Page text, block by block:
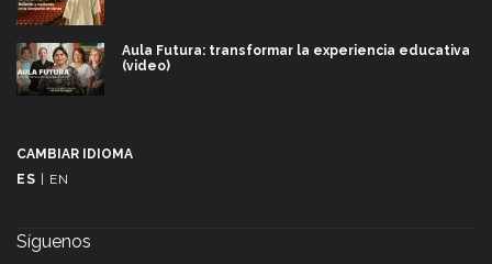
Aula Futura: transformar la experiencia educativa
(video)
CAMBIAR IDIOMA
ES
EN
Síguenos